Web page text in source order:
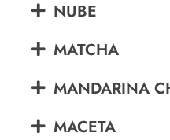
NUBE
MATCHA
MANDARINA
MACETA